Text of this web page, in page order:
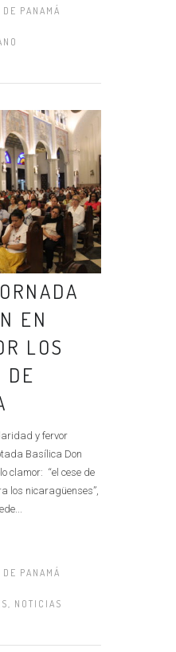
PANAMÁ
EN
LOS
DE
y fervor
Basílica Don
clamor: “el cese de
los nicaragüenses”,
PANAMÁ
NOTICIAS